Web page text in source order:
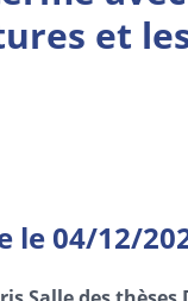
et
le 04/12/